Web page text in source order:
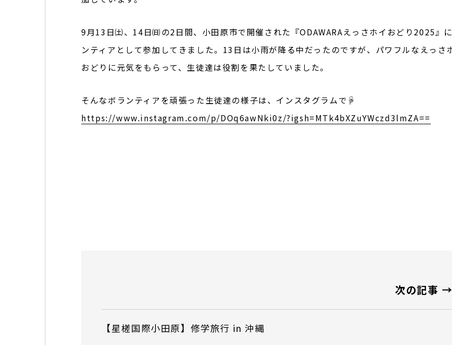
9月13日㈯、14日㈰の2日間、小田原市で開催された『ODAWARAえっさホイおどり2025』
ンティアとして参加してきました。13日は小雨が降る中だったのですが、パワフルなえっさ
おどりに元気をもらって、生徒達は役割を果たしていました。
そんなボランティアを頑張った生徒達の様子は、インスタグラムで☟
https://www.instagram.com/p/DOq6awNki0z/?igsh=MTk4bXZuYWczd3lmZA==
次の記事
【星槎国際小田原】修学旅行 in 沖縄